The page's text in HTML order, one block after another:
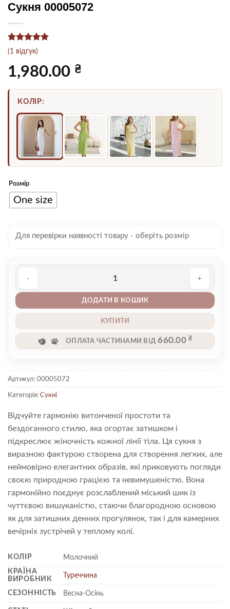
Сукня 00005072
Рейтинг
з 5 на
основі
опитування
1
покупця
(1 відгук)
1,980.00 ₴
КОЛІР:
Розмір
One size
Для перевірки наявності товару - оберіть розмір
ДОДАТИ В КОШИК
КУПИТИ
ОПЛАТА ЧАСТИНАМИ ВІД660.00₴
Артикул: 00005072
Категорія: Сукні
Відчуйте гармонію витонченої простоти та
бездоганного стилю, яка огортає затишком і
підкреслює жіночність кожної лінії тіла. Ця сукня з
виразною фактурою створена для створення легких, але
неймовірно елегантних образів, які приковують погляди
своєю природною грацією та невимушеністю. Вона
гармонійно поєднує розслаблений міський шик із
чуттєвою вишуканістю, стаючи благородною основою
як для затишних денних прогулянок, так і для камерних
вечірніх зустрічей у теплому колі.
КОЛІР
Молочний
КРАЇНА
ВИРОБНИК
Туреччина
СЕЗОННІСТЬ Весна-Осінь